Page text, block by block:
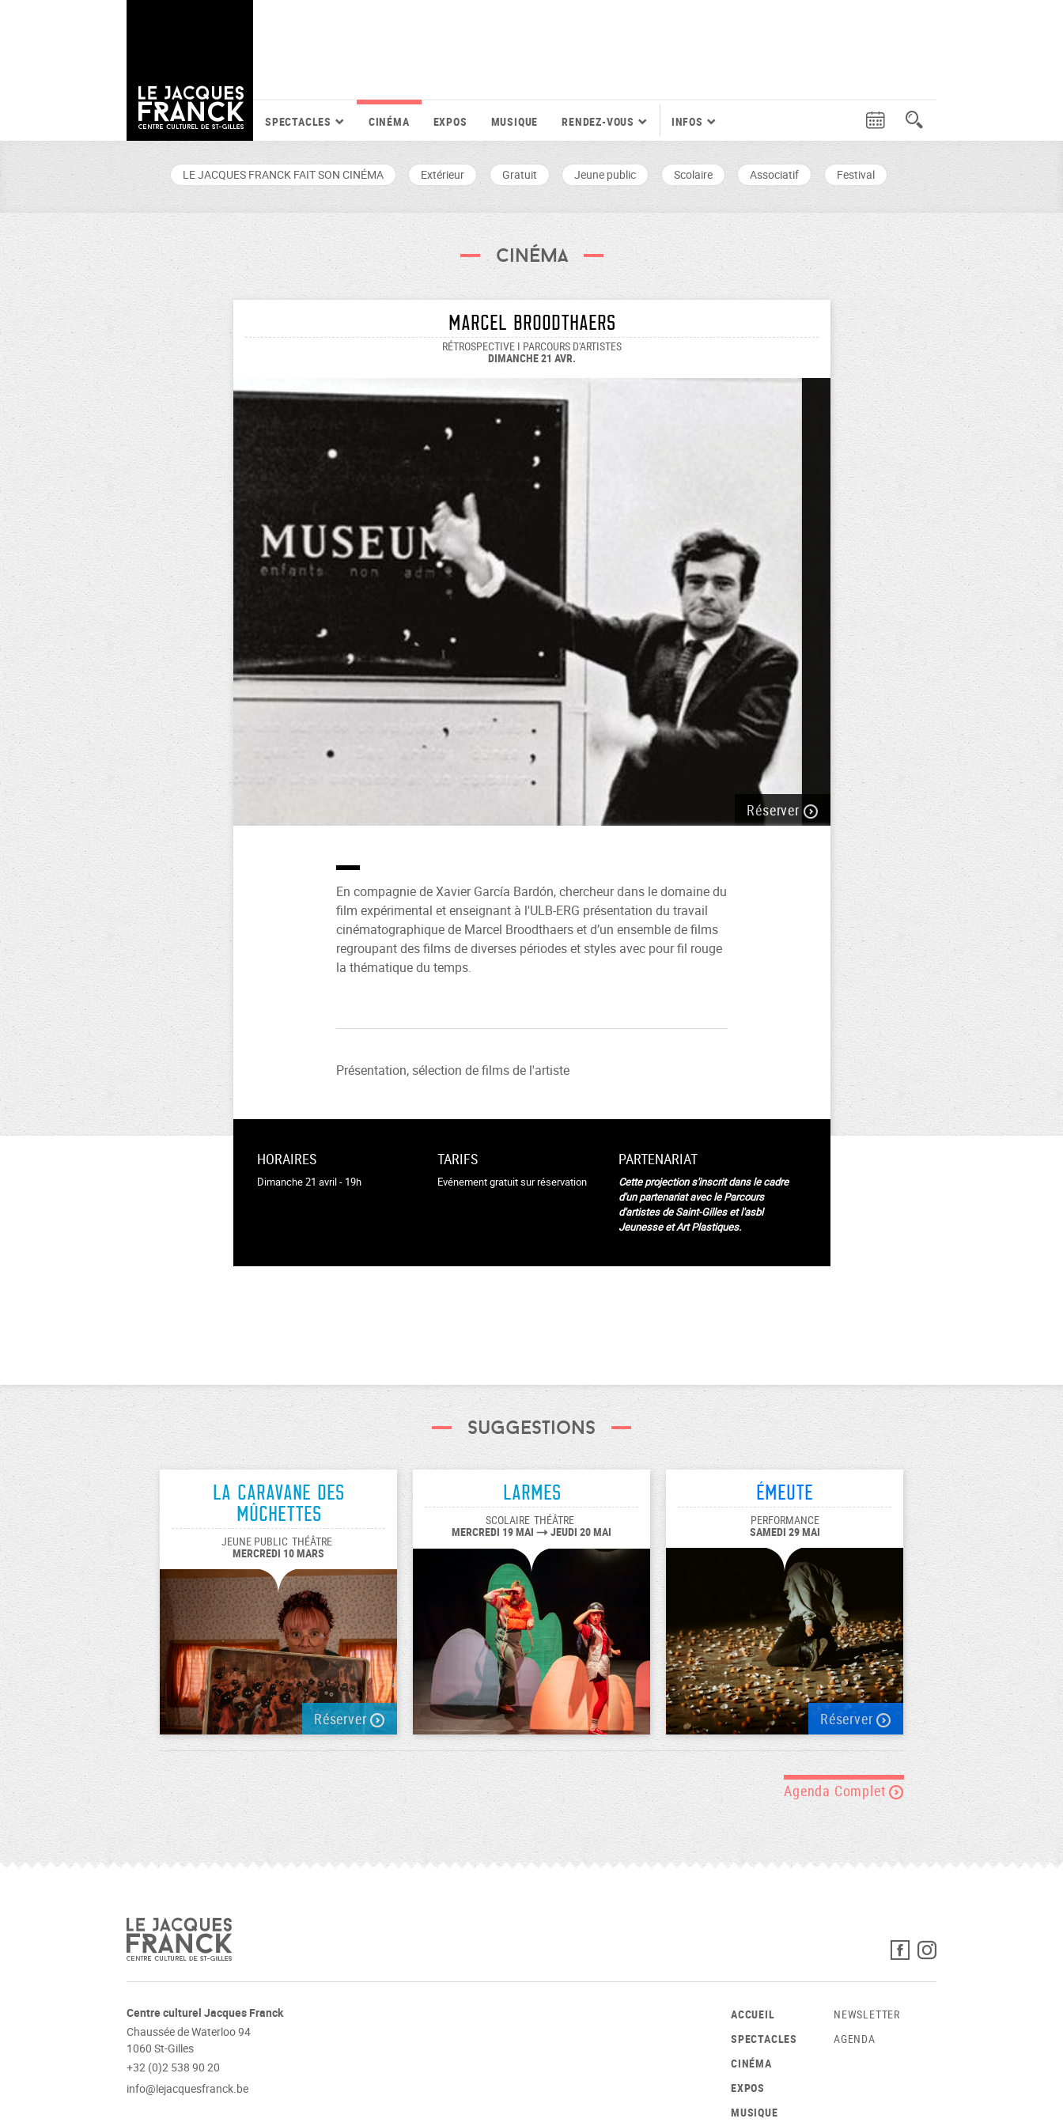
SPECTACLES CINÉMA EXPOS MUSIQUE RENDEZ-VOUS INFOS
LE JACQUES FRANCK FAIT SON CINÉMA Extérieur Gratuit Jeune public Scolaire Associatif Festival
Cinéma
Marcel Broodthaers
RÉTROSPECTIVE I PARCOURS D'ARTISTES
DIMANCHE 21 AVR.
Réserver
En compagnie de Xavier García Bardón, chercheur dans le domaine du
film expérimental et enseignant à l'ULB-ERG présentation du travail
cinématographique de Marcel Broodthaers et d’un ensemble de films
regroupant des films de diverses périodes et styles avec pour fil rouge
la thématique du temps.
Présentation, sélection de films de l'artiste
HORAIRES
Dimanche 21 avril - 19h
TARIFS
Evénement gratuit sur réservation
PARTENARIAT
Cette projection s'inscrit dans le cadre
d'un partenariat avec le Parcours
d'artistes de Saint-Gilles et l'asbl
Jeunesse et Art Plastiques.
Suggestions
La caravane des
Mûchettes
JEUNE PUBLIC THÉÂTRE
MERCREDI 10 MARS
Réserver
Larmes
SCOLAIRE THÉÂTRE
MERCREDI 19 MAI JEUDI 20 MAI
Émeute
PERFORMANCE
SAMEDI 29 MAI
Réserver
Agenda Complet
Centre culturel Jacques Franck
Chaussée de Waterloo 94
1060 St-Gilles
+32 (0)2 538 90 20
info@lejacquesfranck.be
ACCUEIL
SPECTACLES
CINÉMA
EXPOS
MUSIQUE
NEWSLETTER
AGENDA